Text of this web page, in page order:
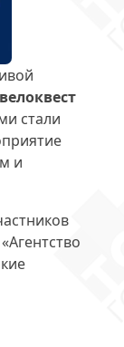
велоквест
стали
и